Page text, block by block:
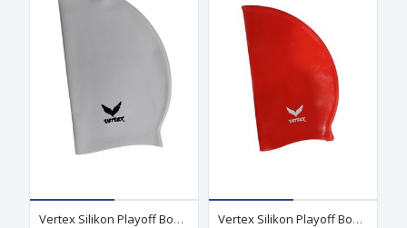
Vertex Silikon Playoff Bone Beyaz Vertex Silikon Playoff Bone Kırmızı